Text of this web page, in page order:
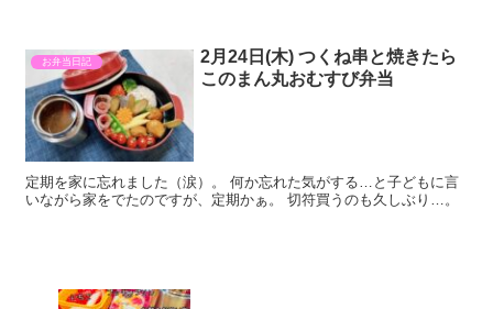
お弁当日記
2月24日(木) つくね串と焼きたら
このまん丸おむすび弁当
定期を家に忘れました（涙）。 何か忘れた気がする…と子どもに言
いながら家をでたのですが、定期かぁ。 切符買うのも久しぶり…。